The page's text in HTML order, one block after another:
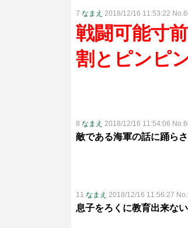
7 なまえ 2018/12/16 11:53:22
戦闘可能寸
割とピンピ
8 なまえ 2018/12/16 11:54:06
敵である海軍の話に踊ら
11 なまえ 2018/12/16 11:56:27
息子をろくに教育出来な